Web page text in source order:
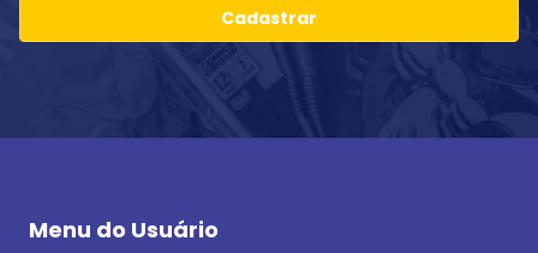
Cadastrar
Menu do Usuário